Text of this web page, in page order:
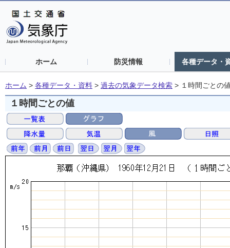
ホーム 防災情報 各種データ・
ホーム > 各種データ・資料 > 過去の気象データ検索 > １時間ごとの
１時間ごとの値